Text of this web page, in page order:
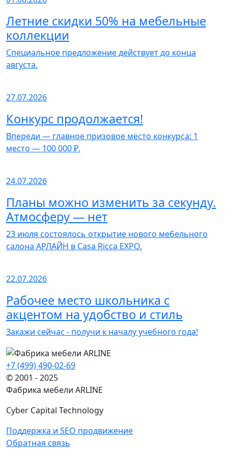
Летние скидки 50% на мебельные
коллекции
Специальное предложение действует до конца
августа.
27.07.2026
Конкурс продолжается!
Впереди — главное призовое место конкурса: 1
место — 100 000 ₽.
24.07.2026
Планы можно изменить за секунду.
Атмосферу — нет
23 июля состоялось открытие нового мебельного
салона АРЛАЙН в Casa Ricca EXPO.
22.07.2026
Рабочее место школьника с
акцентом на удобство и стиль
Закажи сейчас - получи к началу учебного года!
+7 (499) 490-02-69
© 2001 - 2025
Фабрика мебели ARLINE
Cyber Capital Technology
Поддержка и SEO продвижение
Обратная связь